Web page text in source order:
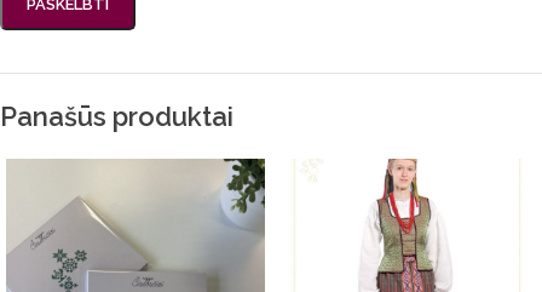
Panašūs produktai